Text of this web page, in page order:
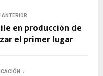
ANTERIOR
en producción de
el primer lugar